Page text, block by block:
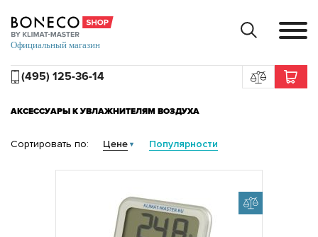
(495) 125-36-14
АКСЕССУАРЫ К УВЛАЖНИТЕЛЯМ ВОЗДУХА
Сортировать по: Цене Популярности